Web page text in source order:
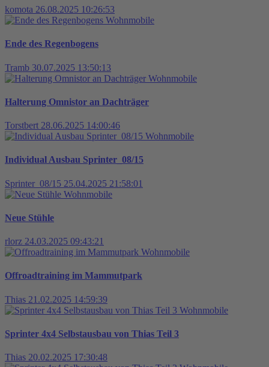
komota 26.08.2025 10:26:53
Wohnmobile
Ende des Regenbogens
Tramb 30.07.2025 13:50:13
Wohnmobile
Halterung Omnistor an Dachträger
Torstbert 28.06.2025 14:00:46
Wohnmobile
Individual Ausbau Sprinter_08/15
Sprinter_08/15 25.04.2025 21:58:01
Wohnmobile
Neue Stühle
rlorz 24.03.2025 09:43:21
Wohnmobile
Offroadtraining im Mammutpark
Thias 21.02.2025 14:59:39
Wohnmobile
Sprinter 4x4 Selbstausbau von Thias Teil 3
Thias 20.02.2025 17:30:48